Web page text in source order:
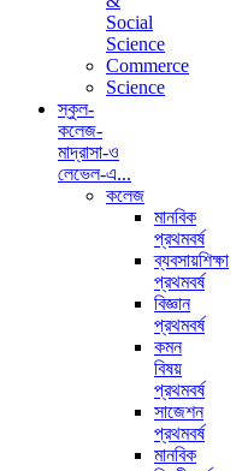
Social
Science
Commerce
Science
স্কুল-
কলেজ-
মাদ্রাসা-ও
লেভেল-এ...
কলেজ
মানবিক
প্রথমবর্ষ
ব্যবসায়শিক্ষা
প্রথমবর্ষ
বিজ্ঞান
প্রথমবর্ষ
কমন
বিষয়
প্রথমবর্ষ
সাজেশন
প্রথমবর্ষ
মানবিক